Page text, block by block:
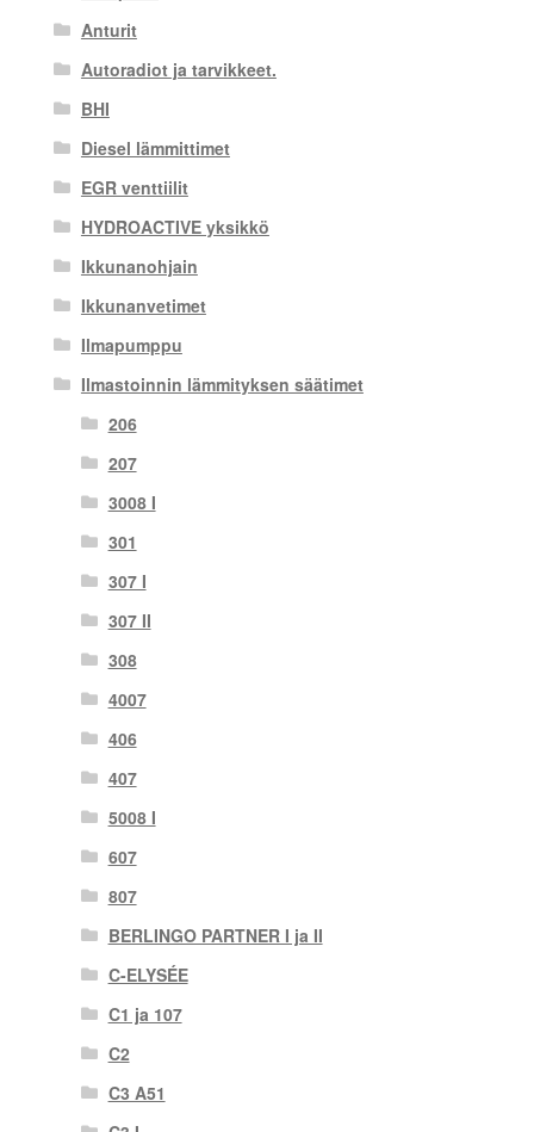
Anturit
Autoradiot ja tarvikkeet.
BHI
Diesel lämmittimet
EGR venttiilit
HYDROACTIVE yksikkö
Ikkunanohjain
Ikkunanvetimet
Ilmapumppu
Ilmastoinnin lämmityksen säätimet
206
207
3008 I
301
307 I
307 II
308
4007
406
407
5008 I
607
807
BERLINGO PARTNER I ja II
C-ELYSÉE
C1 ja 107
C2
C3 A51